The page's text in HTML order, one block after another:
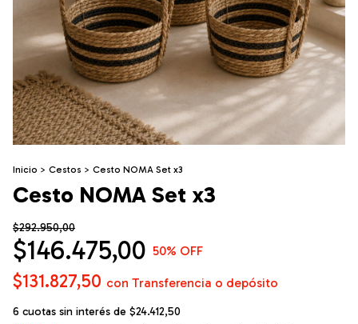
Inicio > Cestos > Cesto NOMA Set x3
Cesto NOMA Set x3
$292.950,00
$146.475,00 50% OFF
$131.827,50 con Transferencia o depósito
6 cuotas sin interés de $24.412,50